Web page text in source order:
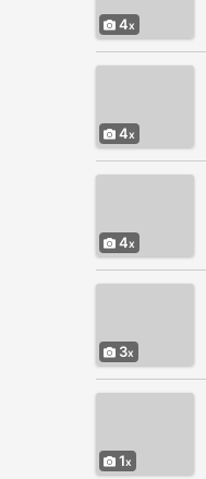
4
4
4
3
1